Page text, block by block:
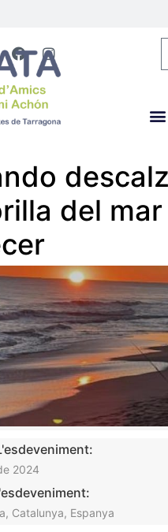
del mar
2024
Catalunya, Espanya